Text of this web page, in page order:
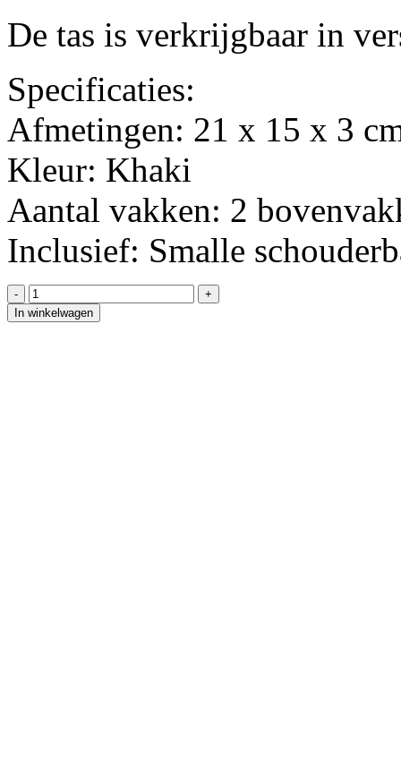
De tas is verkrijgbaar in
Specificaties:
Afmetingen: 21 x 15 x 3
Kleur: Khaki
Aantal vakken: 2
Inclusief: Smalle
In winkelwagen